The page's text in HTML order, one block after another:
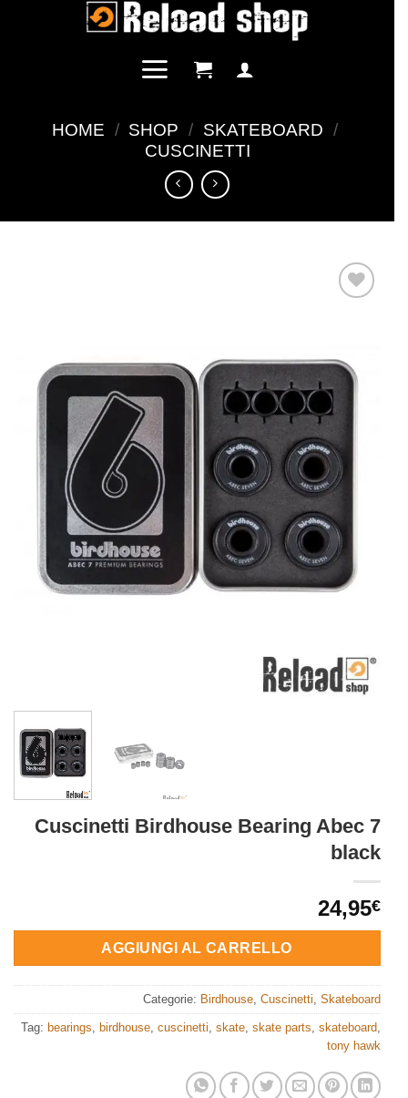
HOME / SHOP / SKATEBOARD /
CUSCINETTI
desideri
Cuscinetti Birdhouse Bearing Abec 7
black
24,95€
AGGIUNGI AL CARRELLO
Categorie: Birdhouse, Cuscinetti, Skateboard
Tag: bearings, birdhouse, cuscinetti, skate, skate parts, skateboard,
tony hawk